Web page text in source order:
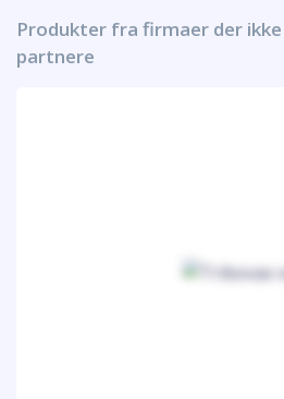
Produkter fra firmaer der ikke
partnere